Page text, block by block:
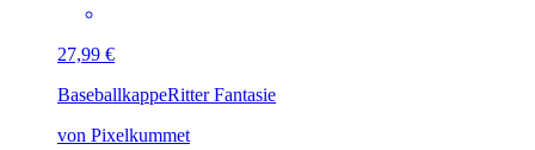
27,99 €
BaseballkappeRitter Fantasie
von Pixelkummet